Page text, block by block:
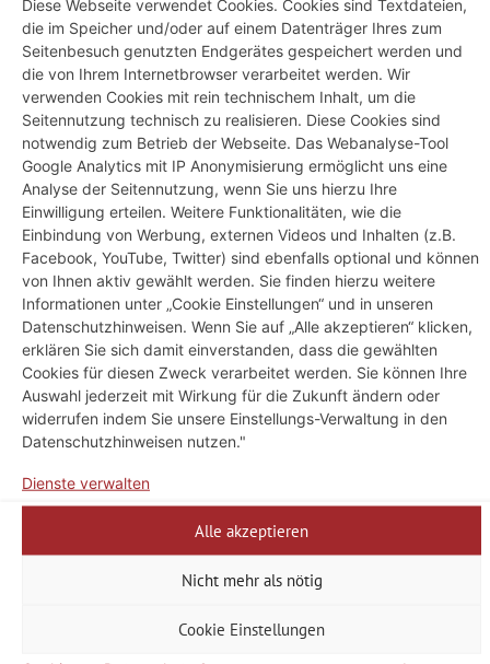
Diese Webseite verwendet Cookies. Cookies sind Textdateien,
die im Speicher und/oder auf einem Datenträger Ihres zum
Seitenbesuch genutzten Endgerätes gespeichert werden und
die von Ihrem Internetbrowser verarbeitet werden. Wir
verwenden Cookies mit rein technischem Inhalt, um die
Seitennutzung technisch zu realisieren. Diese Cookies sind
notwendig zum Betrieb der Webseite. Das Webanalyse-Tool
Google Analytics mit IP Anonymisierung ermöglicht uns eine
Analyse der Seitennutzung, wenn Sie uns hierzu Ihre
Einwilligung erteilen. Weitere Funktionalitäten, wie die
Einbindung von Werbung, externen Videos und Inhalten (z.B.
Facebook, YouTube, Twitter) sind ebenfalls optional und können
von Ihnen aktiv gewählt werden. Sie finden hierzu weitere
Informationen unter „Cookie Einstellungen“ und in unseren
Datenschutzhinweisen. Wenn Sie auf „Alle akzeptieren“ klicken,
erklären Sie sich damit einverstanden, dass die gewählten
Cookies für diesen Zweck verarbeitet werden. Sie können Ihre
Auswahl jederzeit mit Wirkung für die Zukunft ändern oder
widerrufen indem Sie unsere Einstellungs-Verwaltung in den
Datenschutzhinweisen nutzen."
Dienste verwalten
Alle akzeptieren
Nicht mehr als nötig
Cookie Einstellungen
Prospektbestellung
Für Besucher unserer Stadt halten wir ein
vielfältiges Angebot an Informationsmaterial
bereit. Stöbern Sie durch unsereOnlineauswahl
oder bestellen Sie die Prospekte bequem nach
Hause über unserOnlineportal.
Bad Langensalza, derWelterberegion Wartburg